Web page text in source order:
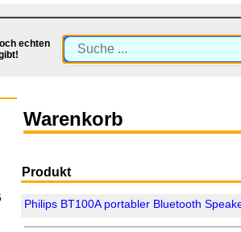
echten
Warenkorb
Produkt
Philips BT100A portabler Bluetooth